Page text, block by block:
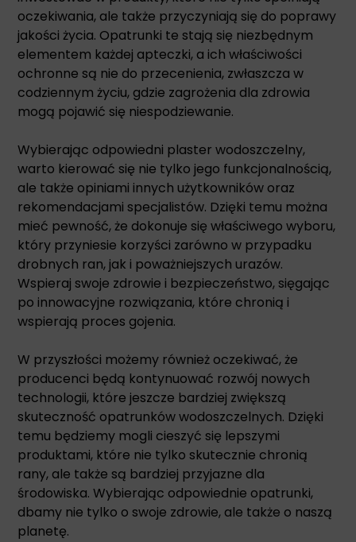
oczekiwania, ale także przyczyniają się do poprawy
jakości życia. Opatrunki te stają się niezbędnym
elementem każdej apteczki, a ich właściwości
ochronne są nie do przecenienia, zwłaszcza w
codziennym życiu, gdzie zagrożenia dla zdrowia
mogą pojawić się niespodziewanie.
Wybierając odpowiedni plaster wodoszczelny,
warto kierować się nie tylko jego funkcjonalnością,
ale także opiniami innych użytkowników oraz
rekomendacjami specjalistów. Dzięki temu można
mieć pewność, że dokonuje się właściwego wyboru,
który przyniesie korzyści zarówno w przypadku
drobnych ran, jak i poważniejszych urazów.
Wspieraj swoje zdrowie i bezpieczeństwo, sięgając
po innowacyjne rozwiązania, które chronią i
wspierają proces gojenia.
W przyszłości możemy również oczekiwać, że
producenci będą kontynuować rozwój nowych
technologii, które jeszcze bardziej zwiększą
skuteczność opatrunków wodoszczelnych. Dzięki
temu będziemy mogli cieszyć się lepszymi
produktami, które nie tylko skutecznie chronią
rany, ale także są bardziej przyjazne dla
środowiska. Wybierając odpowiednie opatrunki,
dbamy nie tylko o swoje zdrowie, ale także o naszą
planetę.